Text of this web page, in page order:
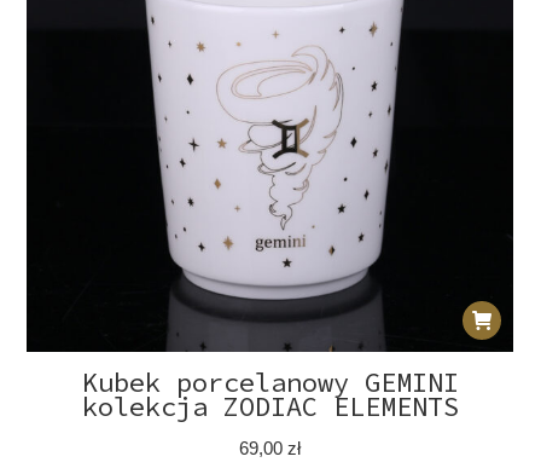
Kubek porcelanowy GEMINI
kolekcja ZODIAC ELEMENTS
69,00 zł